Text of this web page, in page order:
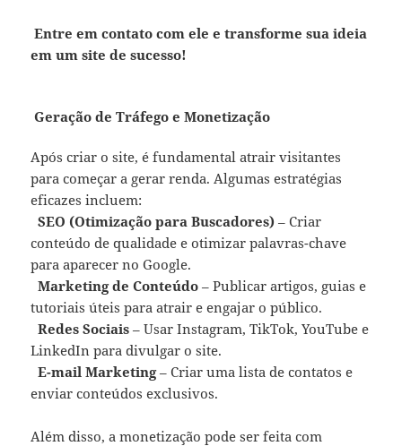
Entre em contato com ele e transforme sua ideia
em um site de sucesso!
Geração de Tráfego e Monetização
Após criar o site, é fundamental atrair visitantes
para começar a gerar renda. Algumas estratégias
eficazes incluem:
SEO (Otimização para Buscadores) – Criar
conteúdo de qualidade e otimizar palavras-chave
para aparecer no Google.
Marketing de Conteúdo – Publicar artigos, guias e
tutoriais úteis para atrair e engajar o público.
Redes Sociais – Usar Instagram, TikTok, YouTube e
LinkedIn para divulgar o site.
E-mail Marketing– Criar uma lista de contatos e
enviar conteúdos exclusivos.
Além disso, a monetização pode ser feita com